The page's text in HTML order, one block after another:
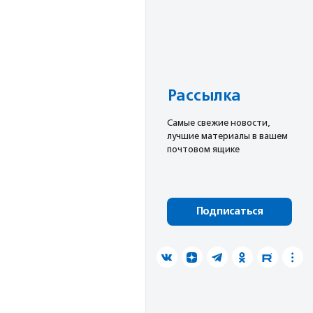
Рассылка
Cамые свежие новости,
лучшие материалы в вашем
почтовом ящике
Подписаться